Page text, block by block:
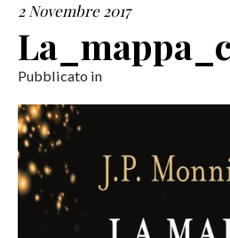
2 Novembre 2017
Pubblicato in